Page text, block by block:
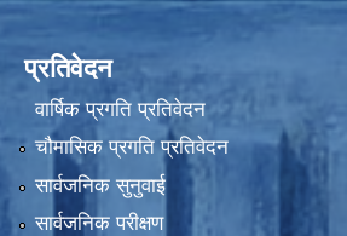
प्रतिवेदन
वार्षिक प्रगति प्रतिवेदन
चौमासिक प्रगति प्रतिवेदन
सार्वजनिक सुनुवाई
सार्वजनिक परीक्षण